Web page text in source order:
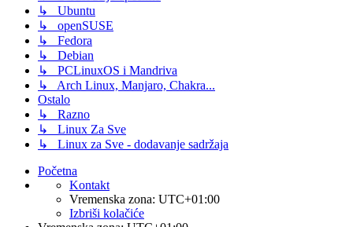
↳ Ubuntu
↳ openSUSE
↳ Fedora
↳ Debian
↳ PCLinuxOS i Mandriva
↳ Arch Linux, Manjaro, Chakra...
Ostalo
↳ Razno
↳ Linux Za Sve
↳ Linux za Sve - dodavanje sadržaja
Početna
Kontakt
Vremenska zona: UTC+01:00
Izbriši kolačiće